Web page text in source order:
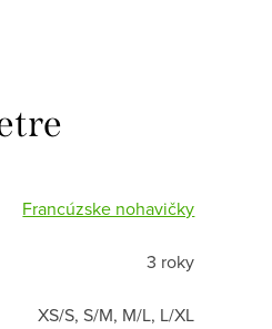
Francúzske nohavičky
3 roky
XS/S, S/M, M/L, L/XL